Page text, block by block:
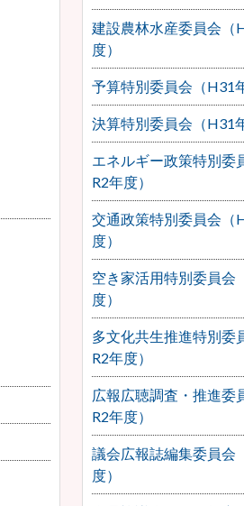
建設農林水産委員会（
度）
予算特別委員会（H31
決算特別委員会（H31
エネルギー政策特別委
R2年度）
交通政策特別委員会（
度）
空き家活用特別委員会
度）
多文化共生推進特別委
R2年度）
広報広聴調査・推進委
R2年度）
議会広報誌編集委員会
度）